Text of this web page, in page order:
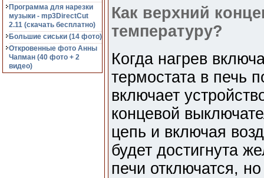
Программа для нарезки
музыки - mp3DirectCut
2.11 (cкачать бесплатно)
Большие сиськи (14 фото)
Откровенные фото Анны
Чапман (40 фото + 2
видео)
Как верхний
температуру?
Когда нагрев
термостата в печь
включает
концевой
цепь и включая
будет достигнута
печи отключатся,